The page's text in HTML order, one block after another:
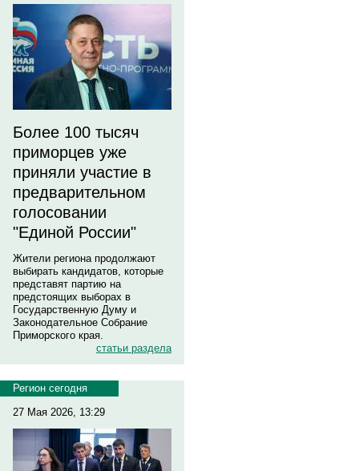
Более 100 тысяч
приморцев уже
приняли участие в
предварительном
голосовании
"Единой России"
Жители региона продолжают
выбирать кандидатов, которые
представят партию на
предстоящих выборах в
Государственную Думу и
Законодательное Собрание
Приморского края.
статьи раздела
Регион сегодня
27 Мая 2026, 13:29